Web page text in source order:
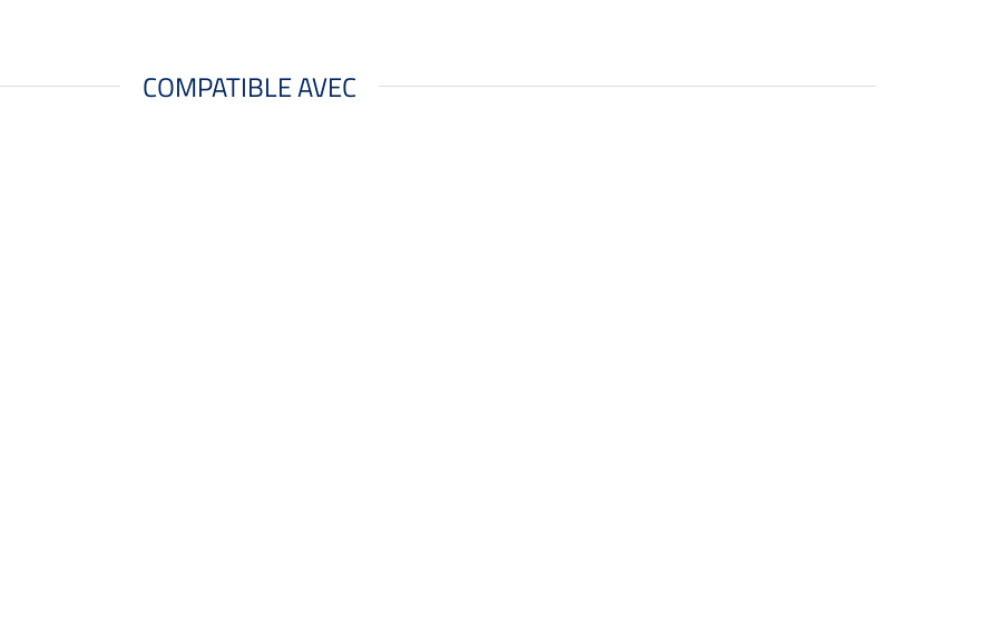
COMPATIBLE AVEC